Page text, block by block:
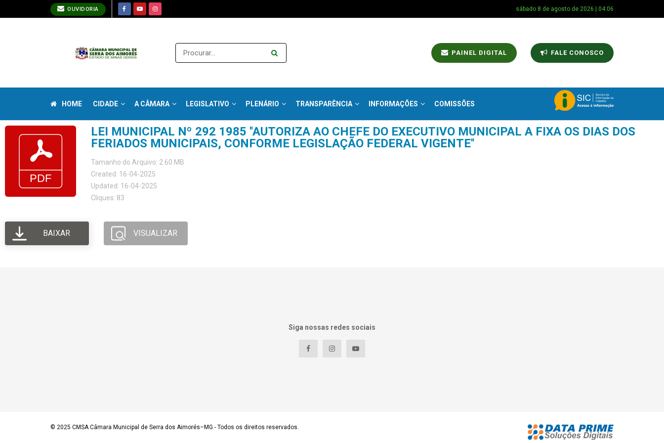
OUVIDORIA sábado 8 de agosto de 2026 | 04:06
PAINEL DIGITAL FALE CONOSCO
HOME CIDADE A CÂMARA LEGISLATIVO PLENÁRIO TRANSPARÊNCIA INFORMAÇÕES COMISSÕES
LEI MUNICIPAL Nº 292 1985 ''AUTORIZA AO CHEFE DO EXECUTIVO MUNICIPAL A FIXA OS DIAS DOS
FERIADOS MUNICIPAIS, CONFORME LEGISLAÇÃO FEDERAL VIGENTE''
Tamanho do Arquivo: 2.60 MB
Created: 16-04-2025
Updated: 16-04-2025
Cliques: 83
BAIXAR VISUALIZAR
Siga nossas redes sociais
© 2025 CMSA Câmara Municipal de Serra dos Aimorés–MG - Todos os direitos reservados.